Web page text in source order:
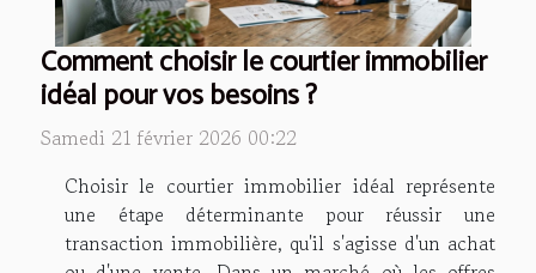
Comment choisir le courtier immobilier
idéal pour vos besoins ?
Samedi 21 février 2026 00:22
Choisir le courtier immobilier idéal représente
une étape déterminante pour réussir une
transaction immobilière, qu'il s'agisse d'un achat